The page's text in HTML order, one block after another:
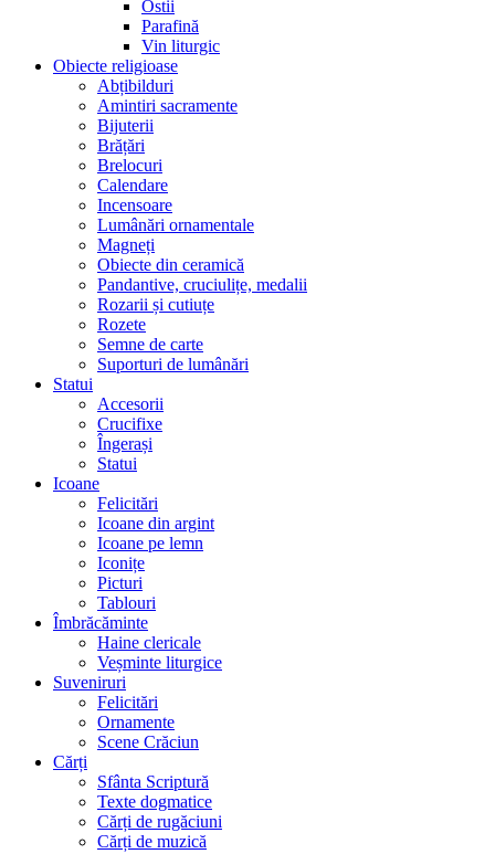
Ostii
Parafină
Vin liturgic
Obiecte religioase
Abțibilduri
Amintiri sacramente
Bijuterii
Brățări
Brelocuri
Calendare
Incensoare
Lumânări ornamentale
Magneți
Obiecte din ceramică
Pandantive, cruciulițe, medalii
Rozarii și cutiuțe
Rozete
Semne de carte
Suporturi de lumânări
Statui
Accesorii
Crucifixe
Îngerași
Statui
Icoane
Felicitări
Icoane din argint
Icoane pe lemn
Iconițe
Picturi
Tablouri
Îmbrăcăminte
Haine clericale
Veșminte liturgice
Suveniruri
Felicitări
Ornamente
Scene Crăciun
Cărți
Sfânta Scriptură
Texte dogmatice
Cărți de rugăciuni
Cărți de muzică